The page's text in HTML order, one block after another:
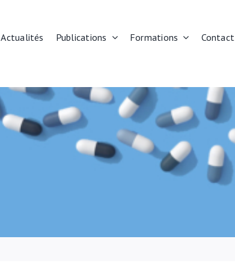
Actualités Publications Formations Contact